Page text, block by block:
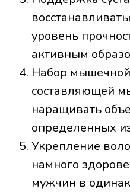
уровень
активным
Набор мышечной
составляющей
наращивать
определенных
Укрепление
намного
мужчин в